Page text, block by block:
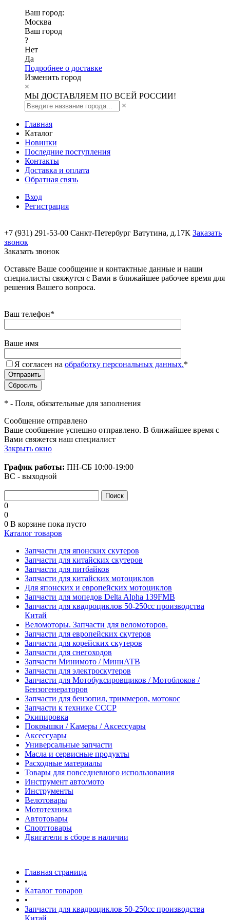
Ваш город:
Москва
Ваш город
?
Нет
Да
Подробнее о доставке
Изменить город
×
МЫ ДОСТАВЛЯЕМ ПО ВСЕЙ РОССИИ!
×
Главная
Каталог
Новинки
Последние поступления
Контакты
Доставка и оплата
Обратная связь
Вход
Регистрация
+7 (931) 291-53-00 Санкт-Петербург Ватутина, д.17К Заказать
звонок
Заказать звонок
Оставьте Ваше сообщение и контактные данные и наши
специалисты свяжутся с Вами в ближайшее рабочее время для
решения Вашего вопроса.
Ваш телефон*
Ваше имя
Я согласен на обработку персональных данных.*
* - Поля, обязательные для заполнения
Сообщение отправлено
Ваше сообщение успешно отправлено. В ближайшее время с
Вами свяжется наш специалист
Закрыть окно
График работы: ПН-СБ 10:00-19:00
ВС - выходной
0
0
0 В корзине пока пусто
Каталог товаров
Запчасти для японских скутеров
Запчасти для китайских скутеров
Запчасти для питбайков
Запчасти для китайских мотоциклов
Для японских и европейских мотоциклов
Запчасти для мопедов Delta Alpha 139FMB
Запчасти для квадроциклов 50-250сс производства
Китай
Веломоторы. Запчасти для веломоторов.
Запчасти для европейских скутеров
Запчасти для корейских скутеров
Запчасти для снегоходов
Запчасти Минимото / МиниАТВ
Запчасти для электроскутеров
Запчасти для Мотобуксировщиков / Мотоблоков /
Бензогенераторов
Запчасти для бензопил, триммеров, мотокос
Запчасти к технике СССР
Экипировка
Покрышки / Камеры / Аксессуары
Аксессуары
Универсальные запчасти
Масла и сервисные продукты
Расходные материалы
Товары для повседневного использования
Инструмент авто/мото
Инструменты
Велотовары
Мототехника
Автотовары
Спорттовары
Двигатели в сборе в наличии
Главная страница
•
Каталог товаров
•
Запчасти для квадроциклов 50-250сс производства
Китай